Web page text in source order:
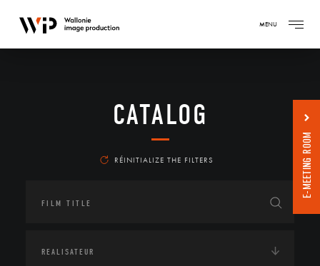
MENU
CATALOG
RÉINITIALIZE THE FILTERS E-MEETING ROOM